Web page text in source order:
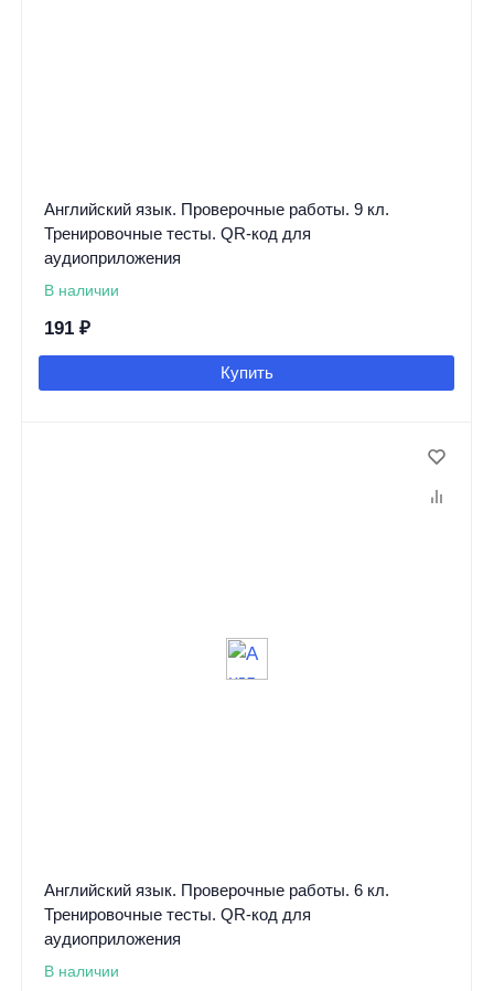
Английский язык. Проверочные работы. 9 кл.
Тренировочные тесты. QR-код для
аудиоприложения
В наличии
191 ₽
Купить
Английский язык. Проверочные работы. 6 кл.
Тренировочные тесты. QR-код для
аудиоприложения
В наличии